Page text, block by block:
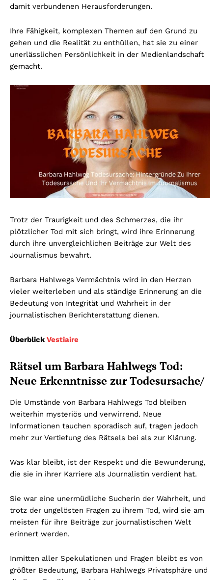
damit verbundenen Herausforderungen.
Ihre Fähigkeit, komplexen Themen auf den Grund zu
gehen und die Realität zu enthüllen, hat sie zu einer
unerlässlichen Persönlichkeit in der Medienlandschaft
gemacht.
Trotz der Traurigkeit und des Schmerzes, die ihr
plötzlicher Tod mit sich bringt, wird ihre Erinnerung
durch ihre unvergleichlichen Beiträge zur Welt des
Journalismus bewahrt.
Barbara Hahlwegs Vermächtnis wird in den Herzen
vieler weiterleben und als ständige Erinnerung an die
Bedeutung von Integrität und Wahrheit in der
journalistischen Berichterstattung dienen.
Überblick Vestiaire
Rätsel um Barbara Hahlwegs Tod:
Neue Erkenntnisse zur Todesursache/
Die Umstände von Barbara Hahlwegs Tod bleiben
weiterhin mysteriös und verwirrend. Neue
Informationen tauchen sporadisch auf, tragen jedoch
mehr zur Vertiefung des Rätsels bei als zur Klärung.
Was klar bleibt, ist der Respekt und die Bewunderung,
die sie in ihrer Karriere als Journalistin verdient hat.
Sie war eine unermüdliche Sucherin der Wahrheit, und
trotz der ungelösten Fragen zu ihrem Tod, wird sie am
meisten für ihre Beiträge zur journalistischen Welt
erinnert werden.
Inmitten aller Spekulationen und Fragen bleibt es von
größter Bedeutung, Barbara Hahlwegs Privatsphäre und